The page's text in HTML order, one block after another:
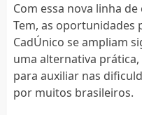
Com essa nova linha
Tem, as oportunidades
CadÚnico se ampliam
uma alternativa
para auxiliar nas
por muitos brasileiros.